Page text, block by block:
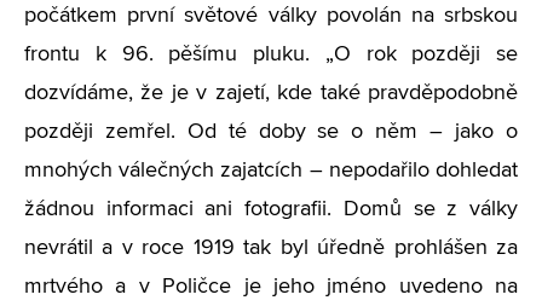
počátkem první světové války povolán na srbskou
frontu k 96. pěšímu pluku. „O rok později se
dozvídáme, že je v zajetí, kde také pravděpodobně
později zemřel. Od té doby se o něm – jako o
mnohých válečných zajatcích – nepodařilo dohledat
žádnou informaci ani fotografii. Domů se z války
nevrátil a v roce 1919 tak byl úředně prohlášen za
mrtvého a v Poličce je jeho jméno uvedeno na